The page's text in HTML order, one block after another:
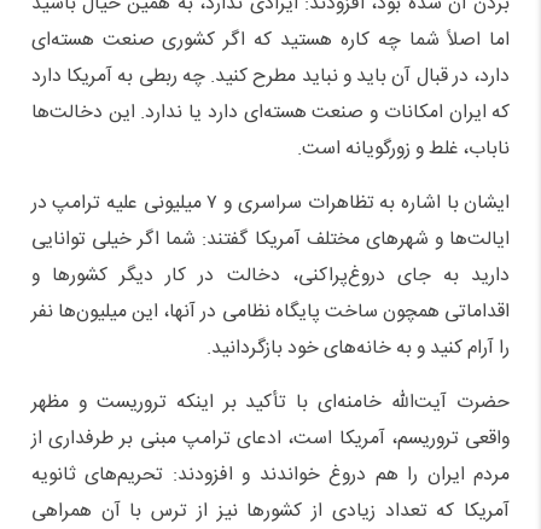
اما اصلاً شما چه کاره هستید که اگر کشوری صنعت هسته‌ای
دارد، در قبال آن باید و نباید مطرح کنید. چه ربطی به آمریکا دارد
که ایران امکانات و صنعت هسته‌ای دارد یا ندارد. این دخالت‌ها
ناباب، غلط و زورگویانه است.
ایشان با اشاره به تظاهرات سراسری و ۷ میلیونی علیه ترامپ در
ایالت‌ها و شهرهای مختلف آمریکا گفتند: شما اگر خیلی توانایی
دارید به جای دروغ‌پراکنی، دخالت در کار دیگر کشورها و
اقداماتی همچون ساخت پایگاه نظامی در آنها، این میلیون‌ها نفر
را آرام کنید و به خانه‌های خود بازگردانید.
حضرت آیت‌الله خامنه‌ای با تأکید بر اینکه تروریست و مظهر
واقعی تروریسم، آمریکا است، ادعای ترامپ مبنی بر طرفداری از
مردم ایران را هم دروغ خواندند و افزودند: تحریم‌های ثانویه
آمریکا که تعداد زیادی از کشورها نیز از ترس با آن همراهی